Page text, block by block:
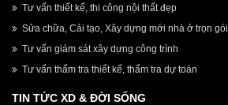
Tư vấn thiết kế, thi công nội thất đẹp
Sửa chữa, Cải tạo, Xây dựng mới nhà ở trọn gói
Tư vấn giám sát xây dựng công trình
Tư vấn thẩm tra thiết kế, thẩm tra dự toán
TIN TỨC XD & ĐỜI SỐNG